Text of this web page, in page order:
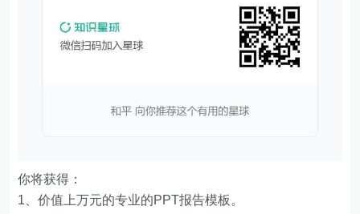
你将获得：
1、价值上万元的专业的PPT报告模板。